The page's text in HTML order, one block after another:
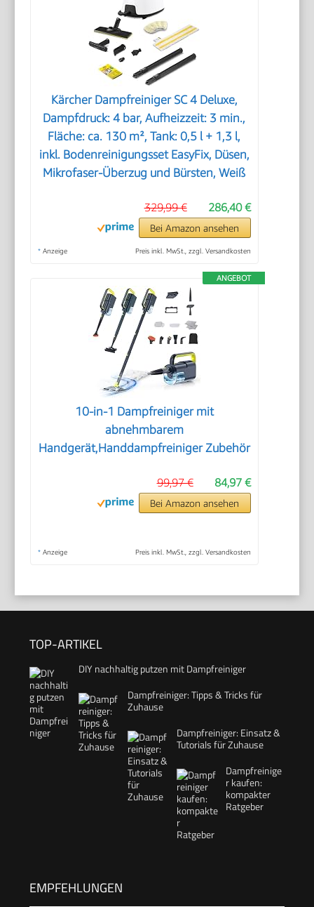
Kärcher Dampfreiniger SC 4 Deluxe,
Dampfdruck: 4 bar, Aufheizzeit: 3 min.,
Fläche: ca. 130 m², Tank: 0,5 l + 1,3 l,
inkl. Bodenreinigungsset EasyFix, Düsen,
Mikrofaser-Überzug und Bürsten, Weiß
286,40 €
329,99 €
Bei Amazon ansehen
* Anzeige Preis inkl. MwSt., zzgl. Versandkosten
ANGEBOT
10-in-1 Dampfreiniger mit
abnehmbarem
Handgerät,Handdampfreiniger Zubehör
84,97 €
99,97 €
Bei Amazon ansehen
* Anzeige Preis inkl. MwSt., zzgl. Versandkosten
TOP-ARTIKEL
DIY nachhaltig putzen mit Dampfreiniger
Dampfreiniger: Tipps & Tricks für
Zuhause
Dampfreiniger: Einsatz &
Tutorials für Zuhause
Dampfreinige
r kaufen:
kompakter
Ratgeber
EMPFEHLUNGEN